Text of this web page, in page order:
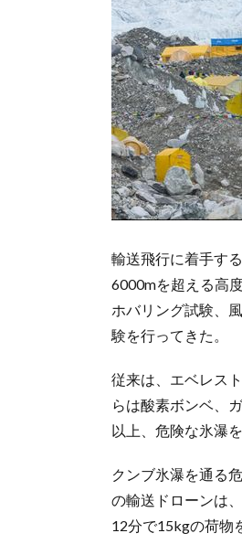
輸送飛行に着手す
6000mを超える高
ホバリング試験、
験を行ってきた。
従来は、エベレス
らは酸素ボンベ、
以上、危険な氷瀑
クンブ氷瀑を通る
の輸送ドローンは
12分で15kgの荷物